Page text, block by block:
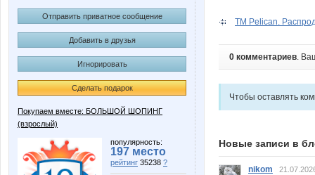
Отправить приватное сообщение
Добавить в друзья
Игнорировать
Сделать подарок
Покупаем вместе: БОЛЬШОЙ ШОПИНГ
(взрослый)
популярность:
197 место
рейтинг 35238 ?
ТМ Peliсan.
0 комментариев.
Чтобы оставлять
Новые записи в
nikom